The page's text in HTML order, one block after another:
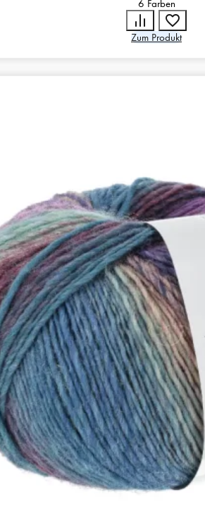
6 Farben
Zum Produkt
Zusammensetzung
100% Schurwolle (Merino fine),
Lauflänge
~190m / 50g
Nadelstärke
Ø 3-3,5 mm
Garnstärke
Sock / Baby
Maschenprobe
27 M x 36 R